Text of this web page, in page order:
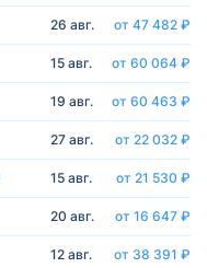
26 авг. от 47 482 ₽
15 авг. от 60 064 ₽
19 авг. от 60 463 ₽
27 авг. от 22 032 ₽
15 авг. от 21 530 ₽
20 авг. от 16 647 ₽
12 авг. от 38 391 ₽